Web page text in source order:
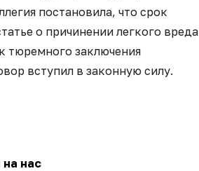
постановила, что срок
о причинении легкого вреда
тюремного заключения
вступил в законную силу.
нас